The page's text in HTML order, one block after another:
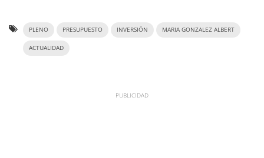
PLENO PRESUPUESTO INVERSIÓN MARIA GONZALEZ ALBERT
ACTUALIDAD